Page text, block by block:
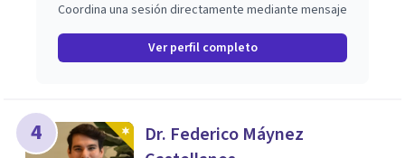
Coordina una sesión directamente mediante mensaje
Ver perfil completo
4
Dr. Federico Máynez